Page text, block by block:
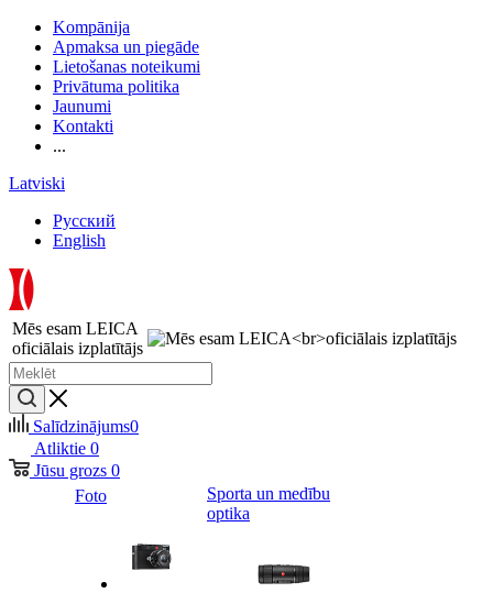
Kompānija
Apmaksa un piegāde
Lietošanas noteikumi
Privātuma politika
Jaunumi
Kontakti
...
Latviski
Русский
English
Mēs esam LEICA
oficiālais izplatītājs
Salīdzinājums0
Atliktie 0
Jūsu grozs 0
Foto
Sporta un medību
optika